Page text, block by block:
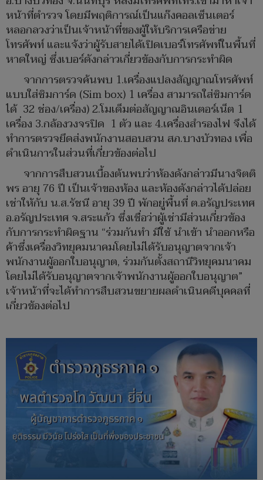
หน้าที่ตำรวจ โดยมีพฤติการณ์เป็นแก๊งคอลเซ็นเตอร์
หลอกลวงว่าเป็นเจ้าหน้าที่ของผู้ให้บริการเครือข่าย
โทรศัพท์ และแจ้งว่าผู้รับสายได้เปิดเบอร์โทรศัพท์ในพื้นที่
หาดใหญ่ ซึ่งเบอร์ดังกล่าวเกี่ยวข้องกับการกระทำผิด
จากการตรวจค้นพบ 1.เครื่องแปลงสัญญาณโทรศัพท์
แบบใส่ซิมการ์ด (Sim box) 1 เครื่อง สามารถใส่ซิมการ์ด
ได้ 32 ช่อง/เครื่อง) 2.โมเด็มต่อสัญญาณอินเตอร์เน็ต 1
เครื่อง 3.กล้องวงจรปิด 1 ตัว และ 4.เครื่องสำรองไฟ จึงได้
ทำการตรวจยึดส่งพนักงานสอบสวน สภ.บางบัวทอง เพื่อ
ดำเนินการในส่วนที่เกี่ยวข้องต่อไป
จากการสืบสวนเบื้องต้นพบว่าห้องดังกล่าวมีนางจิตติ
พร อายุ 76 ปี เป็นเจ้าของห้อง และห้องดังกล่าวได้ปล่อย
เช่าให้กับ น.ส.รัชนี อายุ 39 ปี พักอยู่พื้นที่ ต.อรัญประเทศ
อ.อรัญประเทศ จ.สระแก้ว ซึ่งเชื่อว่าผู้เช่ามีส่วนเกี่ยวข้อง
กับการกระทำผิดฐาน “ร่วมกันทำ มีใช้ นำเข้า นำออกหรือ
ค้าซึ่งเครื่องวิทยุคมนาคมโดยไม่ได้รับอนุญาตจากเจ้า
พนักงานผู้ออกใบอนุญาต, ร่วมกันตั้งสถานีวิทยุคมนาคม
โดยไม่ได้รับอนุญาตจากเจ้าพนักงานผู้ออกใบอนุญาต”
เจ้าหน้าที่จะได้ทำการสืบสวนขยายผลดำเนินคดีบุคคลที่
เกี่ยวข้องต่อไป